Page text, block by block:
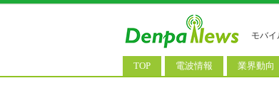
モバイ
TOP 電波情報 業界動向